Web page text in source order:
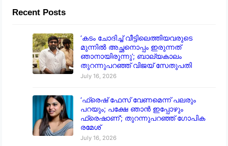
Recent Posts
‘കടം ചോദിച്ച് വീട്ടിലെത്തിയവരുടെ
മുന്നിൽ അച്ഛനൊപ്പം ഇരുന്നത്
ഞാനായിരുന്നു’; ബാല്യകാലം
തുറന്നുപറഞ്ഞ് വിജയ് സേതുപതി
July 16, 2026
‘ഫ്രെഷ് ഫേസ് വേണമെന്ന് പലരും
പറയും; പക്ഷേ ഞാൻ ഇപ്പോഴും
ഫ്രെഷാണ്’; തുറന്നുപറഞ്ഞ് ഗോപിക
രമേശ്
July 16, 2026